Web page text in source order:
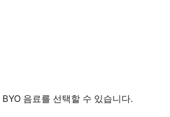
음료를 선택할 수 있습니다.